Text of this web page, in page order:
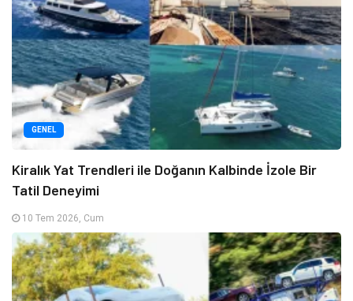
GENEL
Kiralık Yat Trendleri ile Doğanın Kalbinde İzole Bir
Tatil Deneyimi
10 Tem 2026, Cum